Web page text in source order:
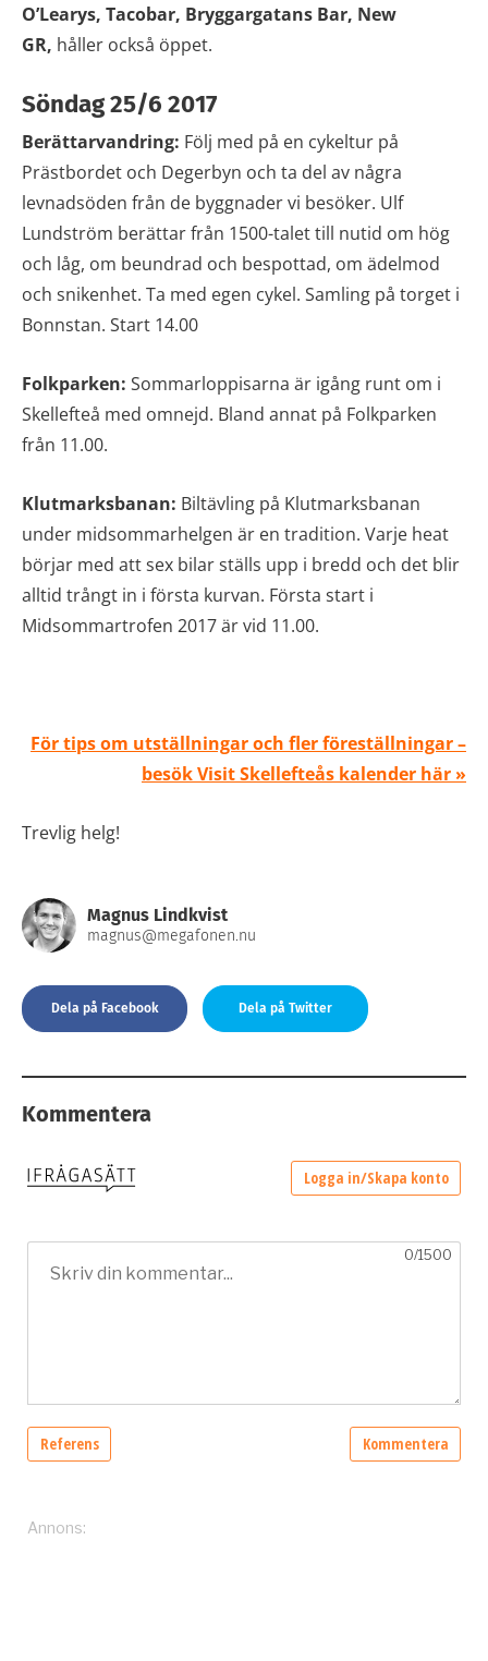
O’Learys, Tacobar, Bryggargatans Bar, New
GR, håller också öppet.
Söndag 25/6 2017
Berättarvandring: Följ med på en cykeltur på
Prästbordet och Degerbyn och ta del av några
levnadsöden från de byggnader vi besöker. Ulf
Lundström berättar från 1500-talet till nutid om hög
och låg, om beundrad och bespottad, om ädelmod
och snikenhet. Ta med egen cykel. Samling på torget i
Bonnstan. Start 14.00
Folkparken: Sommarloppisarna är igång runt om i
Skellefteå med omnejd. Bland annat på Folkparken
från 11.00.
Klutmarksbanan: Biltävling på Klutmarksbanan
under midsommarhelgen är en tradition. Varje heat
börjar med att sex bilar ställs upp i bredd och det blir
alltid trångt in i första kurvan. Första start i
Midsommartrofen 2017 är vid 11.00.
För tips om utställningar och fler föreställningar –
besök Visit Skellefteås kalender här »
Trevlig helg!
Magnus Lindkvist
magnus@megafonen.nu
Dela på Facebook Dela på Twitter
Kommentera